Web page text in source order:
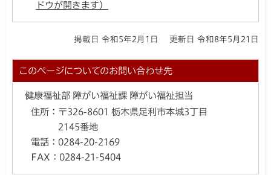
ドウが開きます）
掲載日 令和5年2月1日 更新日 令和8年5月21日
このページについてのお問い合わせ先
健康福祉部 障がい福祉課 障がい福祉担当
住所： 〒326-8601 栃木県足利市本城3丁目
2145番地
電話： 0284-20-2169
FAX： 0284-21-5404